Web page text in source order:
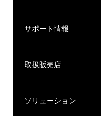
サポート情報
取扱販売店
ソリューション